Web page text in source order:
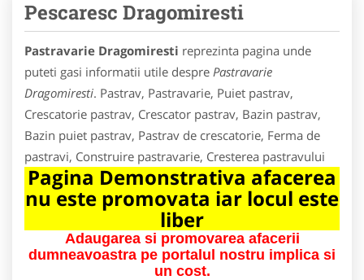
Pescaresc Dragomiresti
Pastravarie Dragomiresti reprezinta pagina unde
puteti gasi informatii utile despre Pastravarie
Dragomiresti. Pastrav, Pastravarie, Puiet pastrav,
Crescatorie pastrav, Crescator pastrav, Bazin pastrav,
Bazin puiet pastrav, Pastrav de crescatorie, Ferma de
pastravi, Construire pastravarie, Cresterea pastravului
Pagina Demonstrativa afacerea
nu este promovata iar locul este
liber
Adaugarea si promovarea afacerii
dumneavoastra pe portalul nostru implica si
un cost.